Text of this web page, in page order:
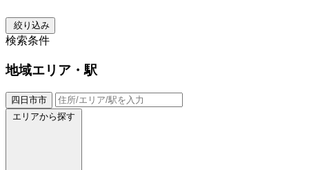
絞り込み
検索条件
地域エリア・駅
四日市市
エリアから探す